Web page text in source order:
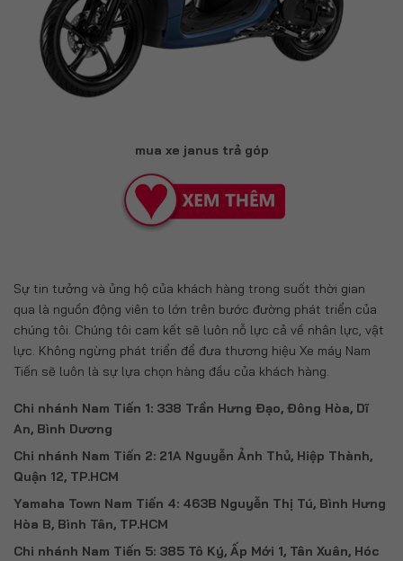
mua xe janus trả góp
Sự tin tưởng và ủng hộ của khách hàng trong suốt thời gian
qua là nguồn động viên to lớn trên bước đường phát triển của
chúng tôi. Chúng tôi cam kết sẽ luôn nỗ lực cả về nhân lực, vật
lực. Không ngừng phát triển để đưa thương hiệu Xe máy Nam
Tiến sẽ luôn là sự lựa chọn hàng đầu của khách hàng.
Chi nhánh Nam Tiến 1: 338 Trần Hưng Đạo, Đông Hòa, Dĩ
An, Bình Dương
Chi nhánh Nam Tiến 2: 21A Nguyễn Ảnh Thủ, Hiệp Thành,
Quận 12, TP.HCM
Yamaha Town Nam Tiến 4: 463B Nguyễn Thị Tú, Bình Hưng
Hòa B, Bình Tân, TP.HCM
Chi nhánh Nam Tiến 5: 385 Tô Ký, Ấp Mới 1, Tân Xuân, Hóc